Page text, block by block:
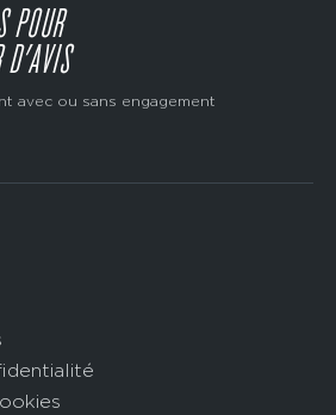
POUR
D’AVIS
avec ou sans engagement